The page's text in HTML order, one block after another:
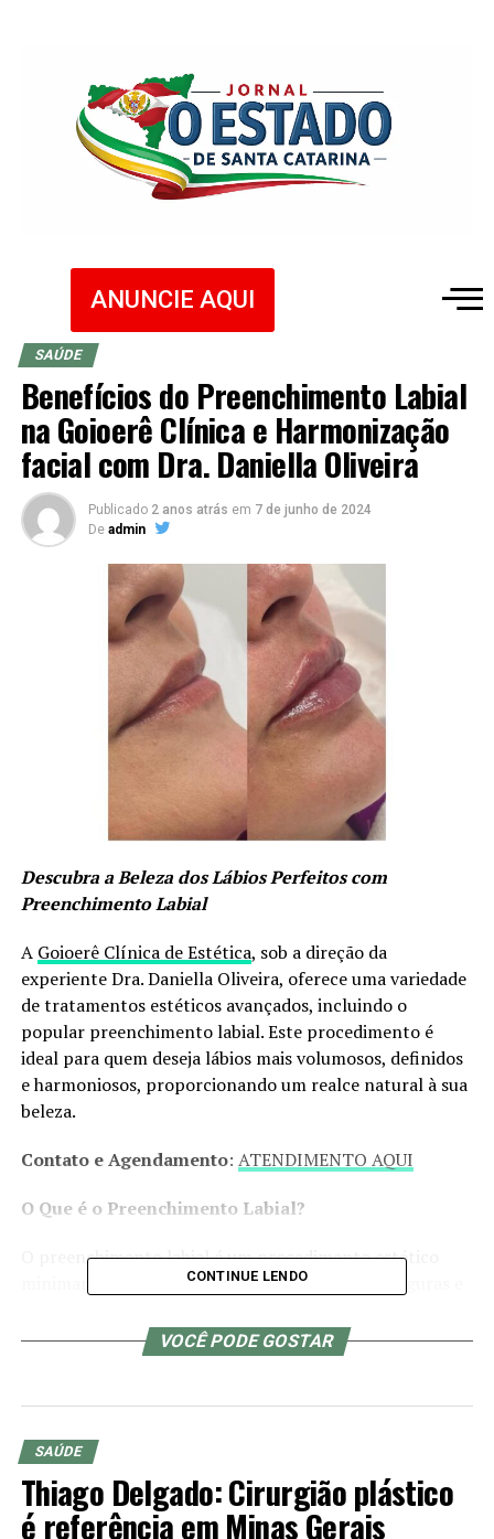
ANUNCIE AQUI
SAÚDE
Benefícios do Preenchimento Labial
na Goioerê Clínica e Harmonização
facial com Dra. Daniella Oliveira
Publicado 2 anos atrás em 7 de junho de 2024
De admin
Descubra a Beleza dos Lábios Perfeitos com
Preenchimento Labial
A Goioerê Clínica de Estética, sob a direção da
experiente Dra. Daniella Oliveira, oferece uma variedade
de tratamentos estéticos avançados, incluindo o
popular preenchimento labial. Este procedimento é
ideal para quem deseja lábios mais volumosos, definidos
e harmoniosos, proporcionando um realce natural à sua
beleza.
Contato e Agendamento: ATENDIMENTO AQUI
O Que é o Preenchimento Labial?
O preenchimento labial é um procedimento estético
minimamente invasivo que utiliza substâncias seguras e
aumentar o volume, definir o contorno e melhorar a
simetria dos lábios. O ácido hialurônico é uma substância
CONTINUE LENDO
VOCÊ PODE GOSTAR
SAÚDE
Thiago Delgado: Cirurgião plástico
é referência em Minas Gerais